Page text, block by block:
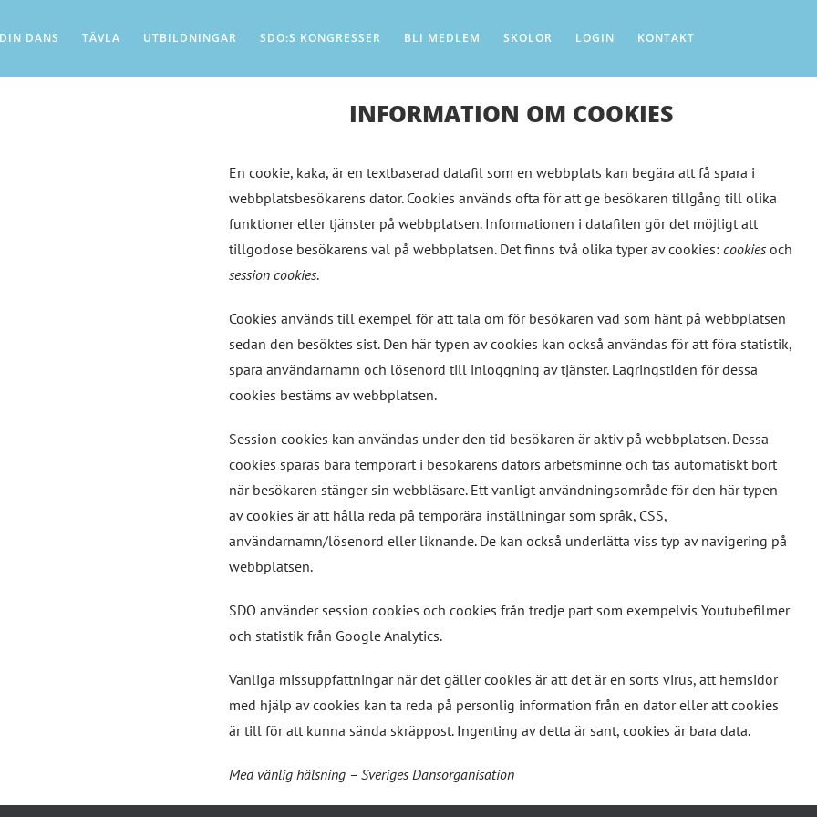
DANS TÄVLA UTBILDNINGAR SDO:S KONGRESSER BLI MEDLEM SKOLOR LOGIN KONTAKT
INFORMATION OM COOKIES
En cookie, kaka, är en textbaserad datafil som en webbplats kan begära att få spara i
webbplatsbesökarens dator. Cookies används ofta för att ge besökaren tillgång till olika
funktioner eller tjänster på webbplatsen. Informationen i datafilen gör det möjligt att
tillgodose besökarens val på webbplatsen. Det finns två olika typer av cookies: cookiesoch
session cookies.
Cookies används till exempel för att tala om för besökaren vad som hänt på webbplatsen
sedan den besöktes sist. Den här typen av cookies kan också användas för att föra statistik,
spara användarnamn och lösenord till inloggning av tjänster. Lagringstiden för dessa
cookies bestäms av webbplatsen.
Session cookies kan användas under den tid besökaren är aktiv på webbplatsen. Dessa
cookies sparas bara temporärt i besökarens dators arbetsminne och tas automatiskt bort
när besökaren stänger sin webbläsare. Ett vanligt användningsområde för den här typen
av cookies är att hålla reda på temporära inställningar som språk, CSS,
användarnamn/lösenord eller liknande. De kan också underlätta viss typ av navigering på
webbplatsen.
SDO använder session cookies och cookies från tredje part som exempelvis Youtubefilmer
och statistik från Google Analytics.
Vanliga missuppfattningar när det gäller cookies är att det är en sorts virus, att hemsidor
med hjälp av cookies kan ta reda på personlig information från en dator eller att cookies
är till för att kunna sända skräppost. Ingenting av detta är sant, cookies är bara data.
Med vänlig hälsning – Sveriges Dansorganisation